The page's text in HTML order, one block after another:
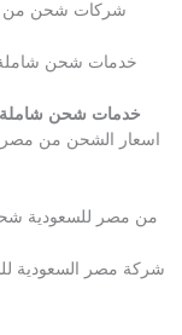
شركات شحن من
خدمات شحن شاملة
خدمات شحن شاملة
اسعار الشحن من
من مصر للسعودية
شركة مصر السعودية